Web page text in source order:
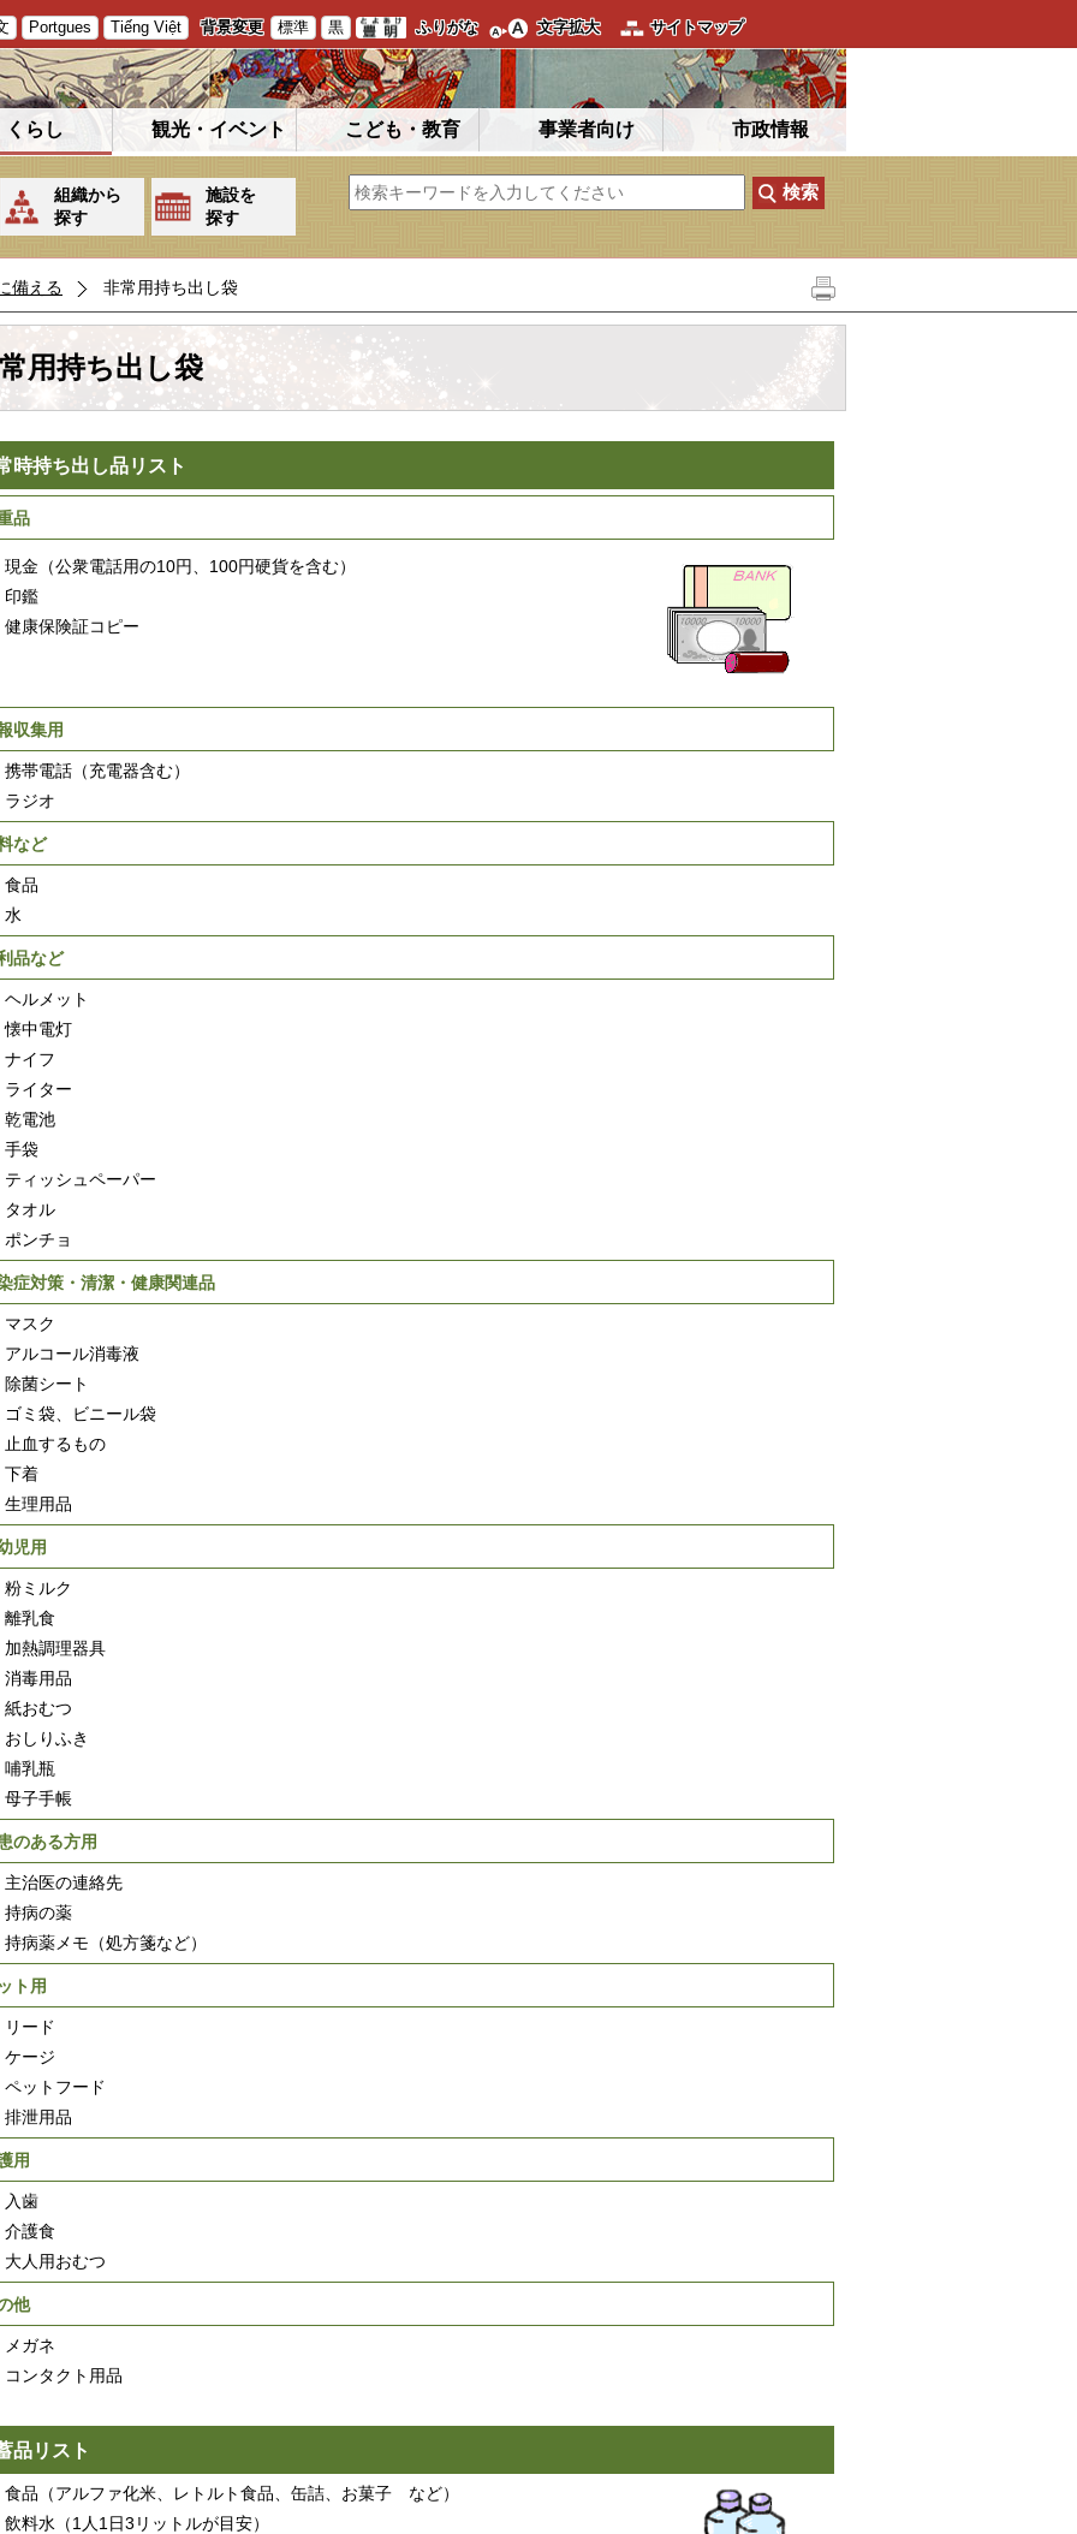
Portgues Tiếng Việt 背景変更 標準 黒 ふりがな 文字拡大 サイトマップ
くらし 観光・イベント こども・教育 事業者向け 市政情報
組織から
探す
施設を
探す
備える 非常用持ち出し袋
用持ち出し袋
時持ち出し品リスト
品
（公衆電話用の10円、100円硬貨を含む）
鑑
康保険証コピー
収集用
帯電話（充電器含む）
ジオ
など
品
品など
ルメット
中電灯
イフ
イター
電池
袋
ィッシュペーパー
オル
ンチョ
症対策・清潔・健康関連品
スク
ルコール消毒液
菌シート
ミ袋、ビニール袋
血するもの
着
理用品
児用
ミルク
乳食
熱調理器具
毒用品
おむつ
しりふき
乳瓶
子手帳
のある方用
治医の連絡先
病の薬
薬メモ（処方箋など）
ト用
ード
ージ
ットフード
泄用品
用
歯
護食
人用おむつ
他
ガネ
ンタクト用品
品リスト
品（アルファ化米、レトルト食品、缶詰、お菓子 など）
水（1人1日3リットルが目安）